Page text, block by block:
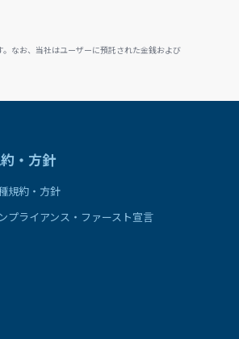
なお、当社はユーザーに預託された金銭および
・方針
規約・方針
プライアンス・ファースト宣言